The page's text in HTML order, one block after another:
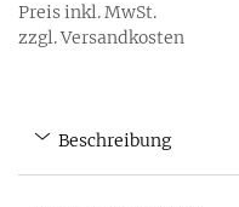
Preis inkl. MwSt.
zzgl. Versandkosten
Beschreibung